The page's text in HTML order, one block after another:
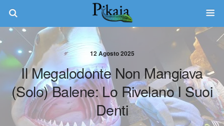
12 Agosto 2025
Il Megalodonte Non Mangiava
(solo) Balene: Lo Rivelano I Suoi
Denti